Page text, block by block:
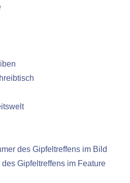
des Gipfeltreffens im Bild
Gipfeltreffens im Feature